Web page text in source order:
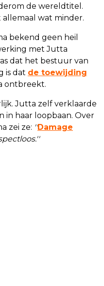
de wereldtitel.
allemaal wat minder.
bekend geen heil
met Jutta
dat het bestuur van
is dat de toewijding
ontbreekt.
Jutta zelf verklaarde
in haar loopbaan. Over
zei ze: ''Damage